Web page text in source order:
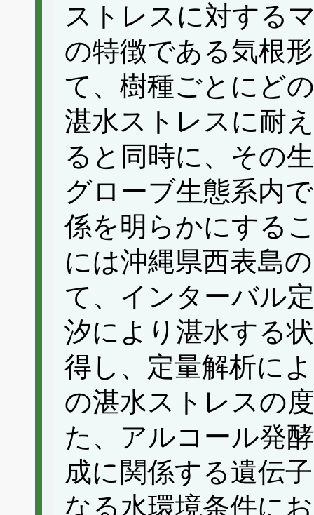
ストレスに対する
の特徴である気根
て、樹種ごとにど
湛水ストレスに耐
ると同時に、その
グローブ生態系内
係を明らかにする
には沖縄県西表島
て、インターバル
汐により湛水する
得し、定量解析に
の湛水ストレスの
た、アルコール発
成に関係する遺伝
なる水環境条件に